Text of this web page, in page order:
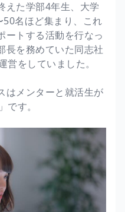
えた学部4年生、大学
名ほど集まり、これ
ートする活動を行なっ
長を務めていた同志社
をしていました。
はメンターと就活生が
す。